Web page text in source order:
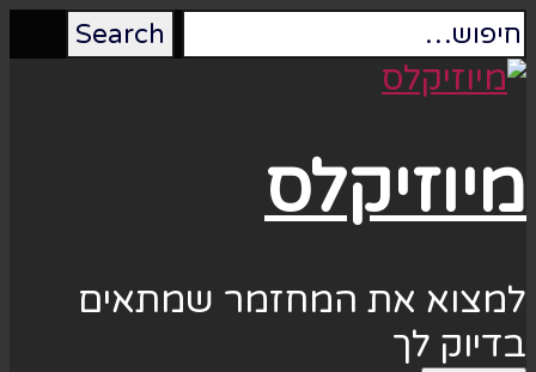
מיוזיקלס
למצוא את המחזמר שמתאים
בדיוק לך